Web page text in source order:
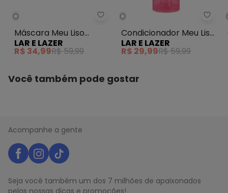
Lar e Lazer - Máscara Meu Liso
Máscara Meu Liso
Demais 300 Gramas
LAR E LAZER
R$ 34,99R$ 59,99
Lar
Condicionador Meu Liso
Demais 300 Ml
LAR E LAZER
R$ 29,99R$ 59,99
Você também pode gostar
Acompanhe a gente
Seja você também um dos 7 milhões de apaixonados